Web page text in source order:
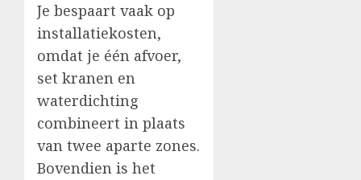
Je bespaart vaak op
installatiekosten,
omdat je één afvoer,
set kranen en
waterdichting
combineert in plaats
van twee aparte zones.
Bovendien is het